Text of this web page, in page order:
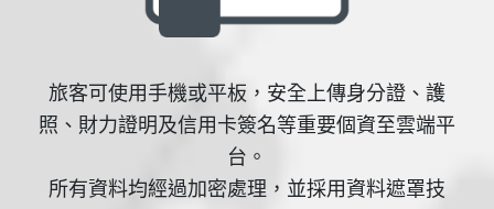
旅客可使用手機或平板，安全上傳身分證、護
照、財力證明及信用卡簽名等重要個資至雲端平
台。
所有資料均經過加密處理，並採用資料遮罩技